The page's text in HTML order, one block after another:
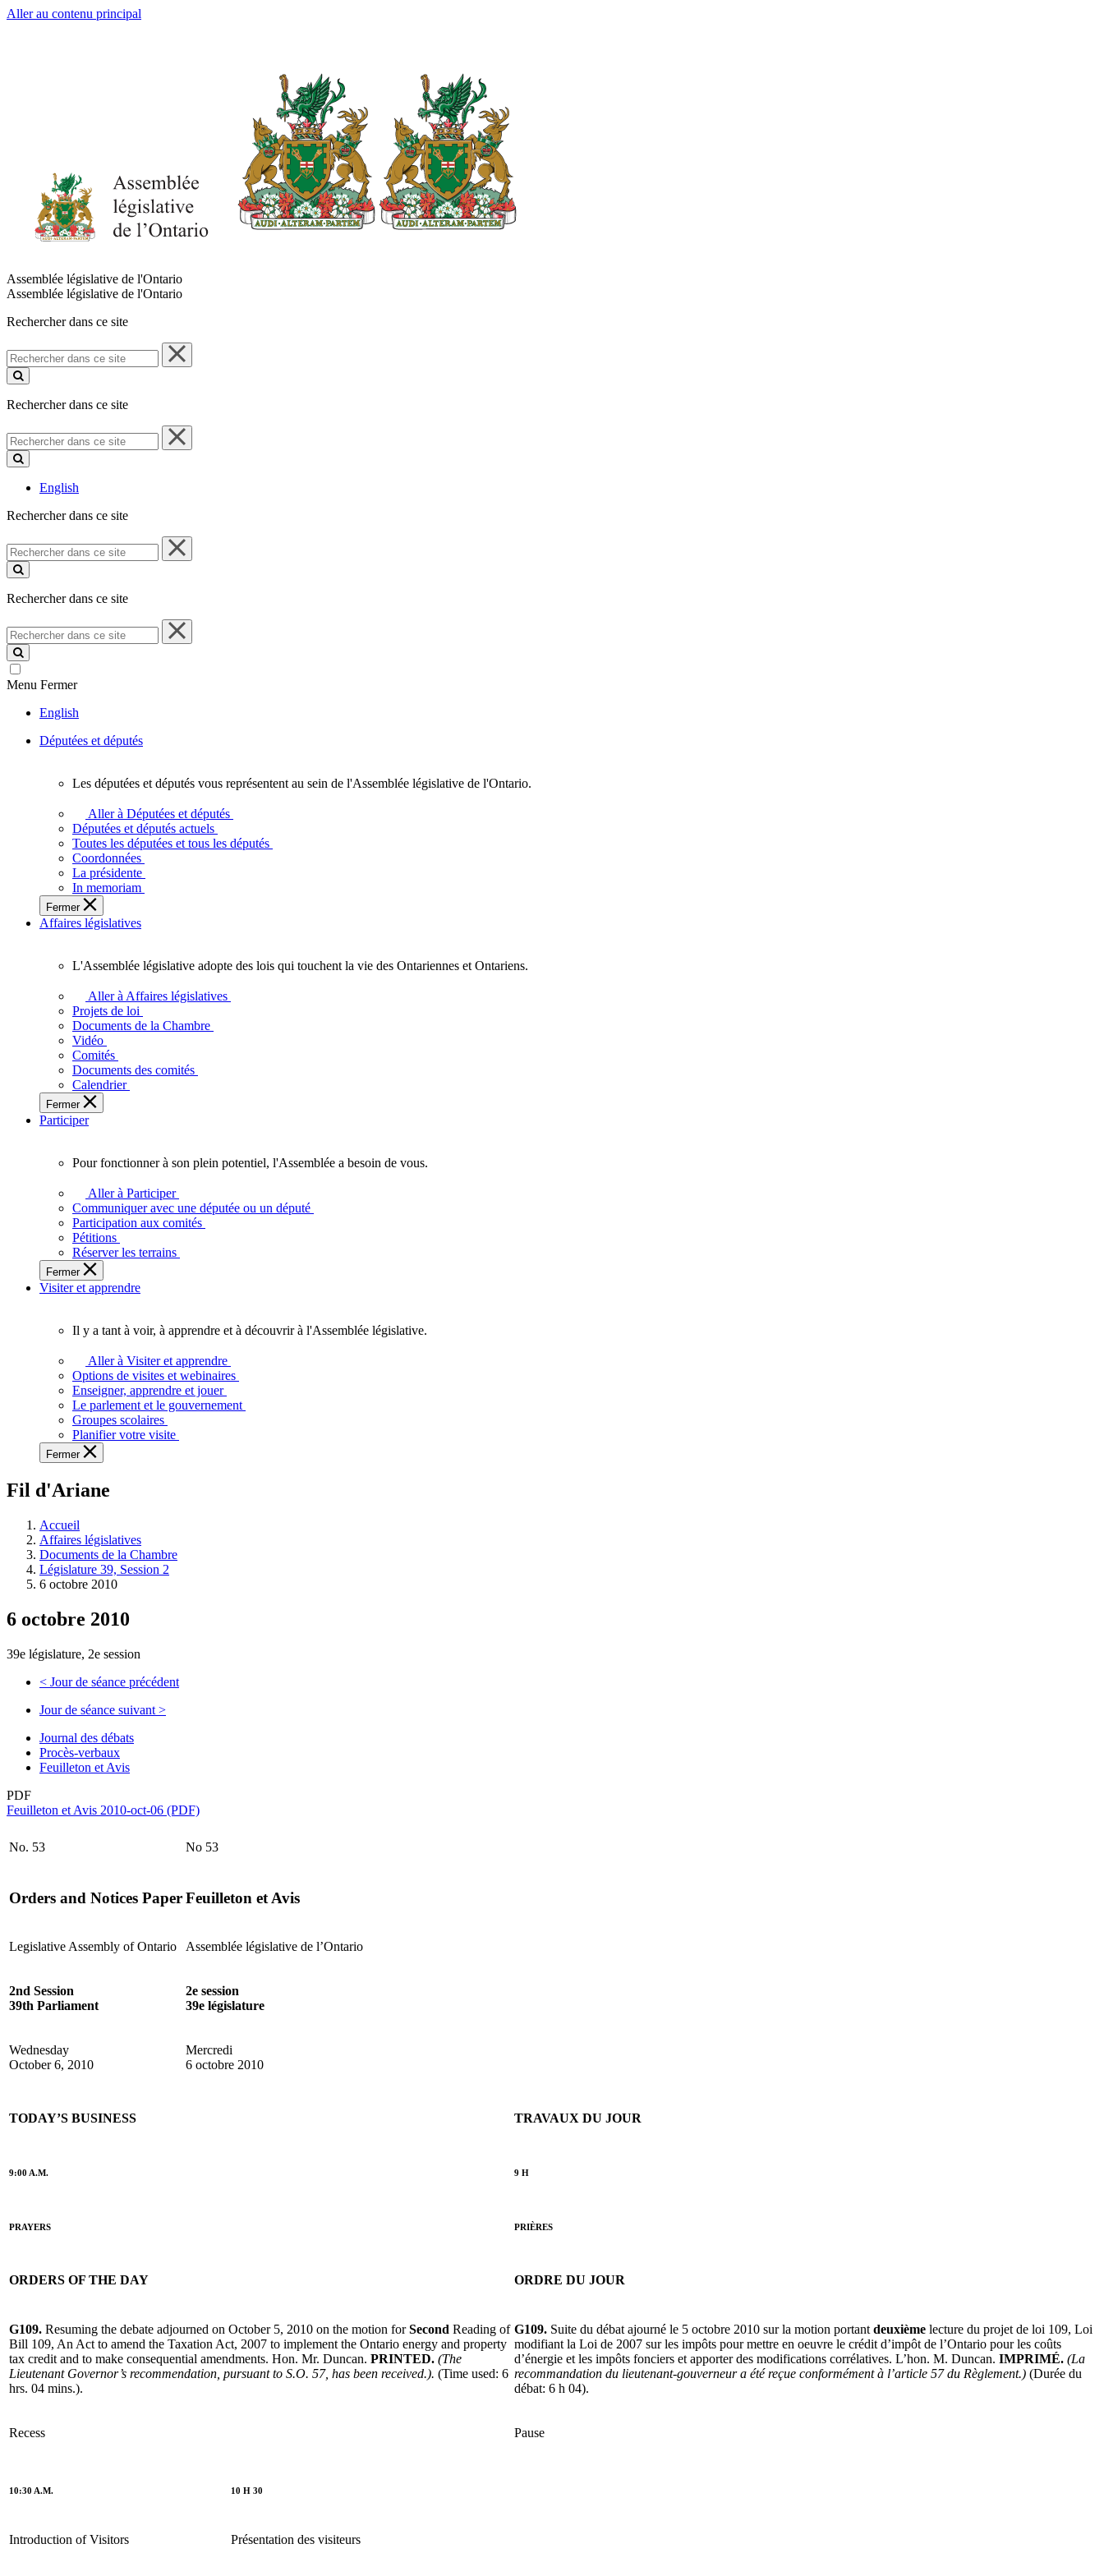
Aller au contenu principal
Assemblée législative de l'Ontario
Assemblée législative de l'Ontario
Rechercher dans ce site
Rechercher
dans
ce
Rechercher dans ce site
Rechercher
dans
ce
English
Rechercher dans ce site
Rechercher
dans
ce
Rechercher dans ce site
Rechercher
dans
ce
site
Menu Fermer
English
Députées et députés
députées
députés
vous
représentent
sein
de
l'Assemblée
l'Ontario.
Les députées et députés vous représentent au sein de l'Assemblée législative de l'Ontario.
Aller à Députées et députés
Députées et députés actuels
Toutes les députées et tous les députés
Coordonnées
La présidente
In memoriam
Fermer
Affaires législatives
législative
adopte
touchent
vie
des
Ontariennes
Ontariens.
L'Assemblée législative adopte des lois qui touchent la vie des Ontariennes et Ontariens.
Aller à Affaires législatives
Projets de loi
Documents de la Chambre
Vidéo
Comités
Documents des comités
Calendrier
Fermer
Participer
fonctionner
plein
potentiel,
l'Assemblée
a
besoin
Pour fonctionner à son plein potentiel, l'Assemblée a besoin de vous.
Aller à Participer
Communiquer avec une députée ou un député
Participation aux comités
Pétitions
Réserver les terrains
Fermer
Visiter et apprendre
voir,
apprendre
et
découvrir
l'Assemblée
législative.
Il y a tant à voir, à apprendre et à découvrir à l'Assemblée législative.
Aller à Visiter et apprendre
Options de visites et webinaires
Enseigner, apprendre et jouer
Le parlement et le gouvernement
Groupes scolaires
Planifier votre visite
Fermer
Fil d'Ariane
Accueil
Affaires législatives
Documents de la Chambre
Législature 39, Session 2
6 octobre 2010
6 octobre 2010
39e législature, 2e session
< Jour de séance précédent
Jour de séance suivant >
Journal des débats
Procès-verbaux
Feuilleton et Avis
PDF
Feuilleton et Avis 2010-oct-06 (PDF)
No. 53 No 53
Orders and Notices PaperFeuilleton et Avis
Legislative Assembly of Ontario Assemblée législative de l’Ontario
2nd Session
39th Parliament
2e session
39e législature
Wednesday
October 6, 2010
Mercredi
6 octobre 2010
TODAY’S BUSINESS TRAVAUX DU JOUR
9:00 A.M. 9 H
PRAYERS PRIÈRES
ORDERS OF THE DAY ORDRE DU JOUR
G109. Resuming the debate adjourned on October 5, 2010 on the motion forSecond Reading of
Bill 109, An Act to amend the Taxation Act, 2007 to implement the Ontario energy and property
tax credit and to make consequential amendments. Hon. Mr. Duncan. PRINTED. (The
Lieutenant Governor’s recommendation, pursuant to S.O. 57, has been received.). (Time used: 6
hrs. 04 mins.).
G109. Suite du débat ajourné le 5 octobre 2010 sur la motion portant deuxième lecture du projet de loi 109, Loi
modifiant la Loi de 2007 sur les impôts pour mettre en oeuvre le crédit d’impôt de l’Ontario pour les coûts
d’énergie et les impôts fonciers et apporter des modifications corrélatives. L’hon. M. Duncan. IMPRIMÉ. (La
recommandation du lieutenant-gouverneur a été reçue conformément à l’article 57 du Règlement.) (Durée du
débat: 6 h 04).
Recess Pause
10:30 A.M. 10 H 30
Introduction of Visitors Présentation des visiteurs